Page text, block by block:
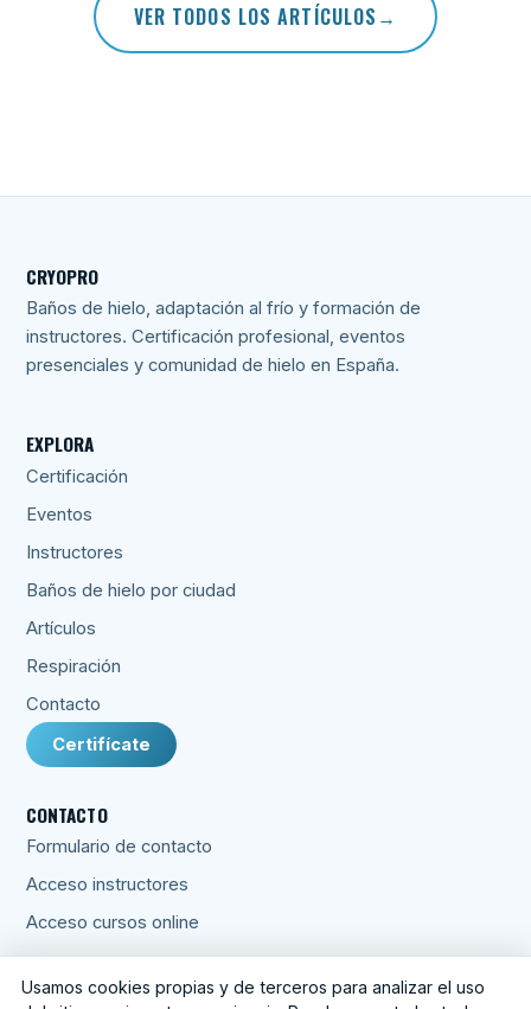
VER TODOS LOS ARTÍCULOS
CRYOPRO
Baños de hielo, adaptación al frío y formación de
instructores. Certificación profesional, eventos
presenciales y comunidad de hielo en España.
EXPLORA
Certificación
Eventos
Instructores
Baños de hielo por ciudad
Artículos
Respiración
Contacto
Certifícate
CONTACTO
Formulario de contacto
Acceso instructores
Acceso cursos online
Usamos cookies propias y de terceros para analizar el uso